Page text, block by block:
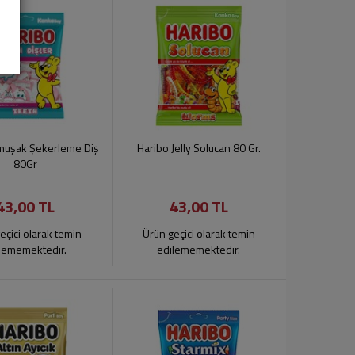
Şekerleme Diş
80Gr
TL
olarak temin
Haribo Jelly Solucan 80 Gr.
43,00 TL
Ürün geçici olarak temin
edilememektedir.